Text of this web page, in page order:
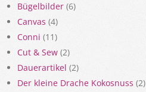
Bügelbilder (6)
Canvas (4)
Conni (11)
Cut & Sew (2)
Dauerartikel (2)
Der kleine Drache Kokosnuss (2)